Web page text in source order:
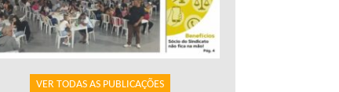
VER TODAS AS PUBLICAÇÕES